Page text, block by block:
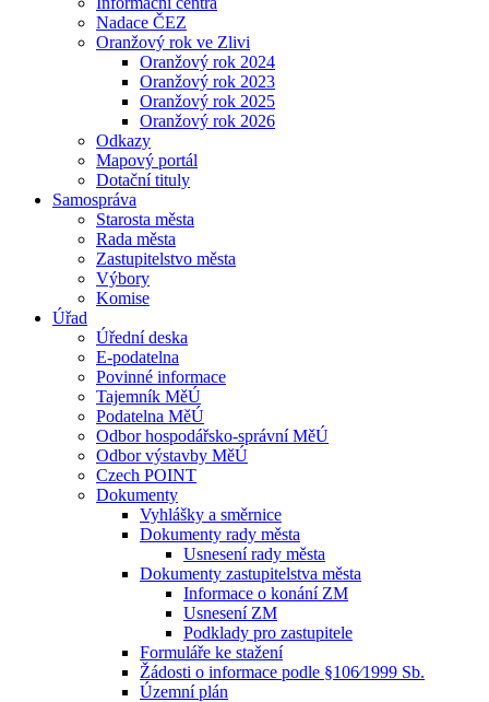
Nadace ČEZ
Oranžový rok ve Zlivi
Oranžový rok 2024
Oranžový rok 2023
Oranžový rok 2025
Oranžový rok 2026
Odkazy
Mapový portál
Dotační tituly
Samospráva
Starosta města
Rada města
Zastupitelstvo města
Výbory
Komise
Úřad
Úřední deska
E-podatelna
Povinné informace
Tajemník MěÚ
Podatelna MěÚ
Odbor hospodářsko-správní MěÚ
Odbor výstavby MěÚ
Czech POINT
Dokumenty
Vyhlášky a směrnice
Dokumenty rady města
Usnesení rady města
Dokumenty zastupitelstva města
Informace o konání ZM
Usnesení ZM
Podklady pro zastupitele
Formuláře ke stažení
Žádosti o informace podle §106⁄1999 Sb.
Územní plán